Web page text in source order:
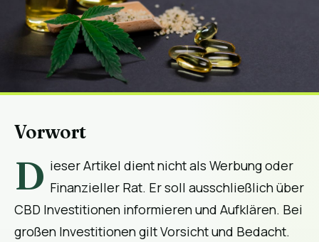
Vorwort
D ieser Artikel dient nicht als Werbung oder
Finanzieller Rat. Er soll ausschließlich über
CBD Investitionen informieren und Aufklären. Bei
großen Investitionen gilt Vorsicht und Bedacht.